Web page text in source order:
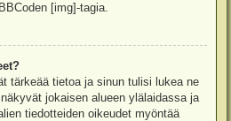
[img]-tagia.
tärkeää tietoa ja sinun tulisi lukea ne
jokaisen alueen ylälaidassa ja
tiedotteiden oikeudet myöntää